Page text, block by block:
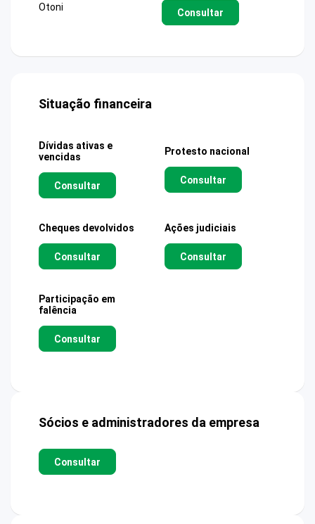
Otoni
Consultar
Situação financeira
Dívidas ativas e
vencidas
Consultar
Protesto nacional
Consultar
Cheques devolvidos
Consultar
Ações judiciais
Consultar
Participação em
falência
Consultar
Sócios e administradores da empresa
Consultar